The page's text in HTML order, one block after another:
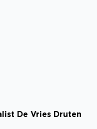
De Vries Druten